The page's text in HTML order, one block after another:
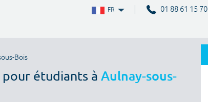
FR 01 88 61 15 70
Bois
pour étudiants à Aulnay-sous-